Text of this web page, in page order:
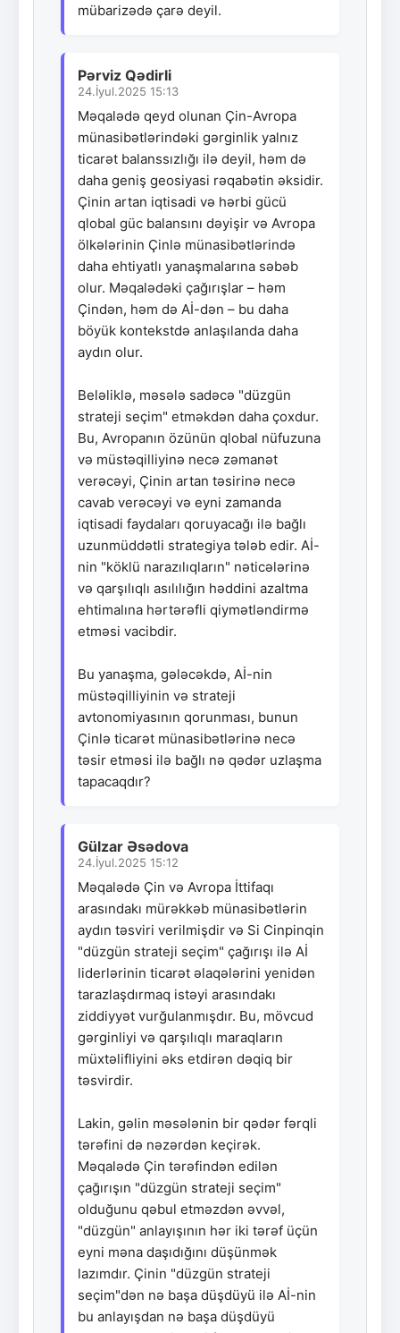
mübarizədə çarə deyil.
Pərviz Qədirli
24.İyul.2025 15:13
Məqalədə qeyd olunan Çin-Avropa
münasibətlərindəki gərginlik yalnız
ticarət balanssızlığı ilə deyil, həm də
daha geniş geosiyasi rəqabətin əksidir.
Çinin artan iqtisadi və hərbi gücü
qlobal güc balansını dəyişir və Avropa
ölkələrinin Çinlə münasibətlərində
daha ehtiyatlı yanaşmalarına səbəb
olur. Məqalədəki çağırışlar – həm
Çindən, həm də Aİ-dən – bu daha
böyük kontekstdə anlaşılanda daha
aydın olur.
Beləliklə, məsələ sadəcə "düzgün
strateji seçim" etməkdən daha çoxdur.
Bu, Avropanın özünün qlobal nüfuzuna
və müstəqilliyinə necə zəmanət
verəcəyi, Çinin artan təsirinə necə
cavab verəcəyi və eyni zamanda
iqtisadi faydaları qoruyacağı ilə bağlı
uzunmüddətli strategiya tələb edir. Aİ-
nin "köklü narazılıqların" nəticələrinə
və qarşılıqlı asılılığın həddini azaltma
ehtimalına hərtərəfli qiymətləndirmə
etməsi vacibdir.
Bu yanaşma, gələcəkdə, Aİ-nin
müstəqilliyinin və strateji
avtonomiyasının qorunması, bunun
Çinlə ticarət münasibətlərinə necə
təsir etməsi ilə bağlı nə qədər uzlaşma
tapacaqdır?
Gülzar Əsədova
24.İyul.2025 15:12
Məqalədə Çin və Avropa İttifaqı
arasındakı mürəkkəb münasibətlərin
aydın təsviri verilmişdir və Si Cinpinqin
"düzgün strateji seçim" çağırışı ilə Aİ
liderlərinin ticarət əlaqələrini yenidən
tarazlaşdırmaq istəyi arasındakı
ziddiyyət vurğulanmışdır. Bu, mövcud
gərginliyi və qarşılıqlı maraqların
müxtəlifliyini əks etdirən dəqiq bir
təsvirdir.
Lakin, gəlin məsələnin bir qədər fərqli
tərəfini də nəzərdən keçirək.
Məqalədə Çin tərəfindən edilən
çağırışın "düzgün strateji seçim"
olduğunu qəbul etməzdən əvvəl,
"düzgün" anlayışının hər iki tərəf üçün
eyni məna daşıdığını düşünmək
lazımdır. Çinin "düzgün strateji
seçim"dən nə başa düşdüyü ilə Aİ-nin
bu anlayışdan nə başa düşdüyü